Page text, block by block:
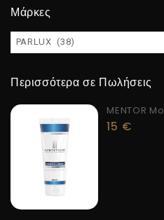
Μάρκες
Περισσότερα σε Πωλήσεις
MENTOR
15 €